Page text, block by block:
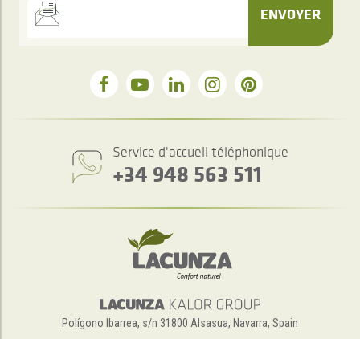
ENVOYER
Service d'accueil téléphonique
+34 948 563 511
Polígono Ibarrea, s/n 31800 Alsasua, Navarra, Spain